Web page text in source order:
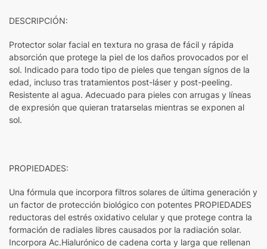
DESCRIPCIÓN:
Protector solar facial en textura no grasa de fácil y rápida
absorción que protege la piel de los daños provocados por el
sol. Indicado para todo tipo de pieles que tengan sígnos de la
edad, incluso tras tratamientos post-láser y post-peeling.
Resistente al agua. Adecuado para pieles con arrugas y líneas
de expresión que quieran tratarselas mientras se exponen al
sol.
PROPIEDADES:
Una fórmula que incorpora filtros solares de última generación y
un factor de protección biológico con potentes PROPIEDADES
reductoras del estrés oxidativo celular y que protege contra la
formación de radiales libres causados por la radiación solar.
Incorpora Ac.Hialurónico de cadena corta y larga que rellenan